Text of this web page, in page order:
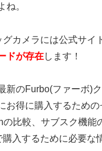
ね。
カメラには公式サイ
ドが存在します！
新のFurbo(ファーボ)
お得に購入するため
比較、サブスク機能
購入するために必要な